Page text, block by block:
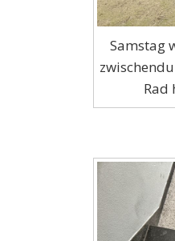
Samstag
Rad